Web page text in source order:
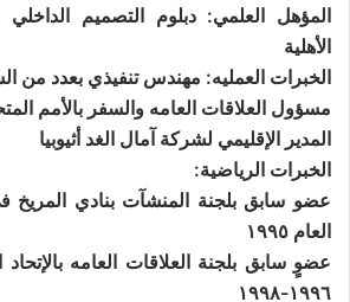
المؤهل العلمي: دبلوم التصميم
الأهلية
الخبرات العمليه: مهندس تنفيذي بعدد من
مسؤول العلاقات العامه والسفر بالأمم
المدير الإقليمي لشركة آمال الغد أثيوبيا
الخبرات الرياضية:
العام ١٩٩٥
عضوٍ سابق بلجنة العلاقات العامه
١٩٩٦-١٩٩٨